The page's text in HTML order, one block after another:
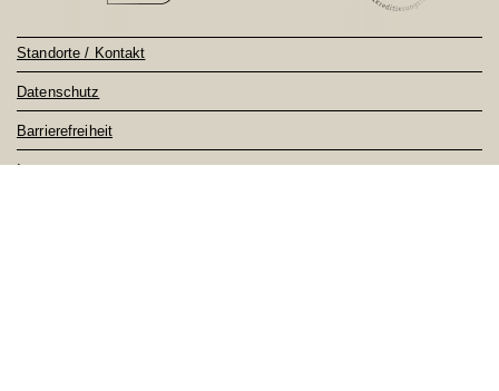
Standorte / Kontakt
Datenschutz
Barrierefreiheit
Impressum